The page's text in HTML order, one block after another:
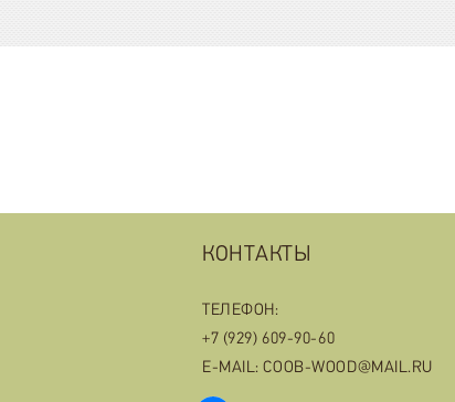
КОНТАКТЫ
ТЕЛЕФОН:
+7 (929) 609-90-60
E-MAIL: COOB-WOOD@MAIL.RU